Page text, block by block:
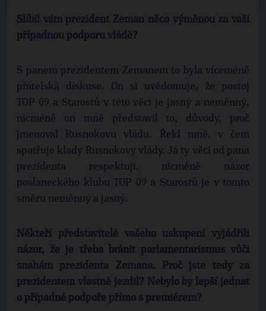
Slíbil vám prezident Zeman něco výměnou za vaši
případnou podporu vládě?
S panem prezidentem Zemanem to byla víceméně
přátelská diskuse. On si uvědomuje, že postoj
TOP 09 a Starostů v této věci je jasný a neměnný,
nicméně on mně představil to, důvody, proč
jmenoval Rusnokovu vládu. Řekl mně, v čem
spatřuje klady Rusnokovy vlády. Já ty věci od pana
prezidenta respektuji, nicméně názor
poslaneckého klubu TOP 09 a Starostů je v tomto
směru neměnný a jasný.
Někteří představitelé vašeho uskupení vyjádřili
názor, že je třeba bránit parlamentarismus vůči
snahám prezidenta Zemana. Proč jste tedy za
prezidentem vlastně jezdil? Nebylo by lepší jednat
o případné podpoře přímo s premiérem?